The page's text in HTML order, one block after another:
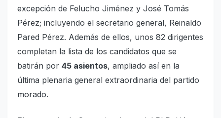
excepción de Felucho Jiménez y José Tomás
Pérez; incluyendo el secretario general, Reinaldo
Pared Pérez. Además de ellos, unos 82 dirigentes
completan la lista de los candidatos que se
batirán por 45 asientos, ampliado así en la
última plenaria general extraordinaria del partido
morado.